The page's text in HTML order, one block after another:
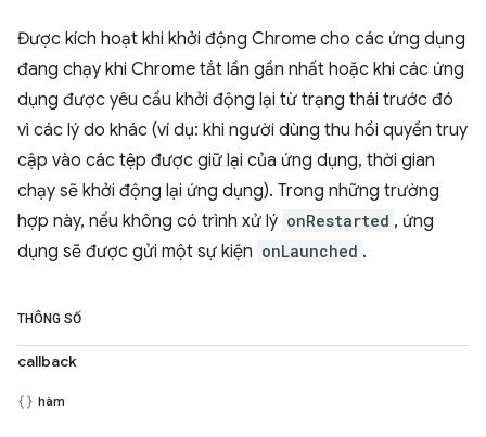
Được kích hoạt khi khởi động Chrome cho các ứng dụng
đang chạy khi Chrome tắt lần gần nhất hoặc khi các ứng
dụng được yêu cầu khởi động lại từ trạng thái trước đó
vì các lý do khác (ví dụ: khi người dùng thu hồi quyền truy
cập vào các tệp được giữ lại của ứng dụng, thời gian
chạy sẽ khởi động lại ứng dụng). Trong những trường
hợp này, nếu không có trình xử lý onRestarted , ứng
dụng sẽ được gửi một sự kiện onLaunched .
THÔNG SỐ
callback
hàm